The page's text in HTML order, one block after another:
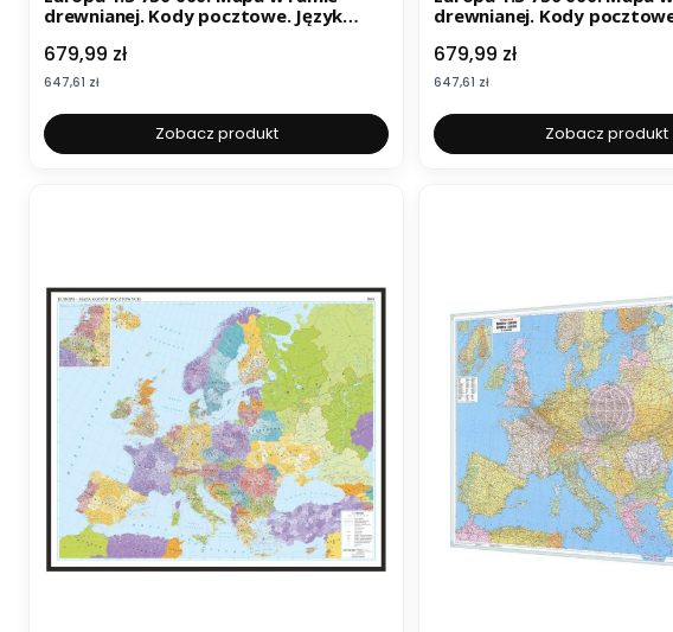
drewnianej. Kody pocztowe. Język
Cena
679,99 zł
Cena
647,61 zł
Zobacz produkt
drewnianej. Kody
Cena
679,99 zł
Cena
647,61 zł
Zobacz produkt